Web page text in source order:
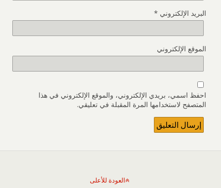
البريد الإلكتروني *
الموقع الإلكتروني
احفظ اسمي، بريدي الإلكتروني، والموقع الإلكتروني في هذا
المتصفح لاستخدامها المرة المقبلة في تعليقي.
العودة للأعلى